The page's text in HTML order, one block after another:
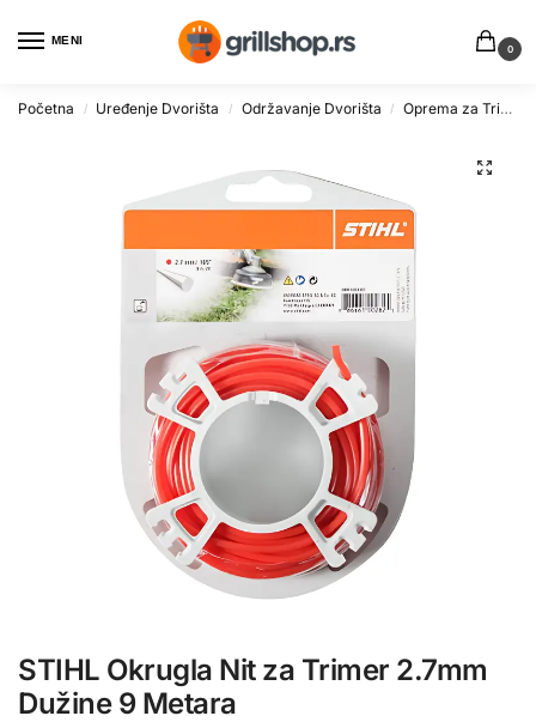
MENI
0
Početna / Uređenje Dvorišta / Održavanje Dvorišta / Oprema za Trimere i Kosilice
STIHL Okrugla Nit za Trimer 2.7mm
Dužine 9 Metara